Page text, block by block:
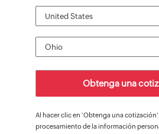
Al hacer clic en ‘Obtenga una
procesamiento de la información